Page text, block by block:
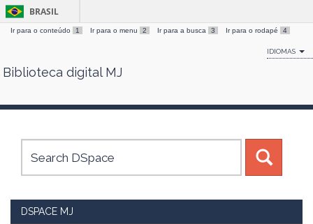
Skip
BRASIL
Ir para o conteúdo 1 Ir para o menu 2 Ir para a busca 3 Ir para o rodapé 4
IDIOMAS
Biblioteca digital MJ
DSPACE MJ